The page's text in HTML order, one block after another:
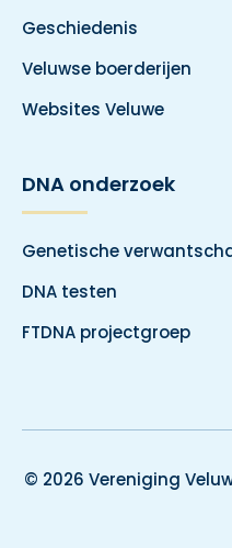
Geschiedenis
Veluwse boerderijen
Websites Veluwe
DNA onderzoek
Genetische
DNA testen
FTDNA projectgroep
© 2026 Vereniging